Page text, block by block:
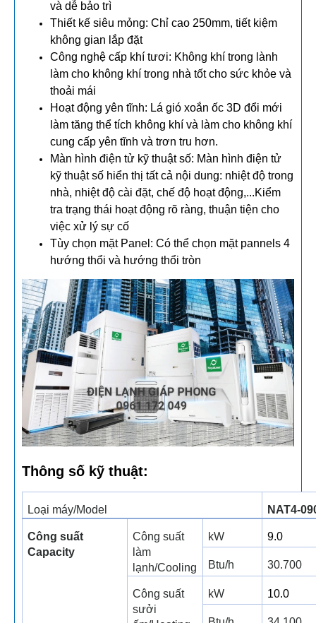
và dễ bảo trì
Thiết kế siêu mỏng: Chỉ cao 250mm, tiết kiệm
không gian lắp đặt
Công nghệ cấp khí tươi: Không khí trong lành
làm cho không khí trong nhà tốt cho sức khỏe và
thoải mái
Hoạt động yên tĩnh: Lá gió xoắn ốc 3D đổi mới
làm tăng thể tích không khí và làm cho không khí
cung cấp yên tĩnh và trơn tru hơn.
Màn hình điện tử kỹ thuật số: Màn hình điện tử
kỹ thuật số hiển thị tất cả nội dung: nhiệt độ trong
nhà, nhiệt độ cài đặt, chế độ hoạt động,...Kiểm
tra trạng thái hoạt động rõ ràng, thuận tiện cho
việc xử lý sự cố
Tùy chọn mặt Panel: Có thể chọn mặt pannels 4
hướng thổi và hướng thổi tròn
Thông số kỹ thuật:
Loại máy/Model NAT4-
Công suất
Capacity
Công suất
làm
lạnh/Cooling
kW 9.0
Btu/h 30.700
Công suất
sưởi
kW 10.0